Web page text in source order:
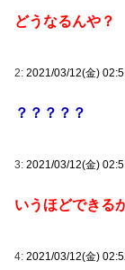
どうなるんや？
2: 2021/03/12(金)
？？？？？
3: 2021/03/12(金)
いうほどできる
4: 2021/03/12(金)